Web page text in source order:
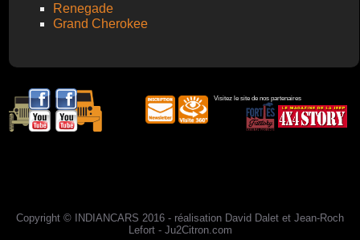
Renegade
Grand Cherokee
Visitez le site de nos partenaires
Copyright © INDIANCARS 2016 - réalisation David Dalet et Jean-Roch
Lefort - Ju2Citron.com